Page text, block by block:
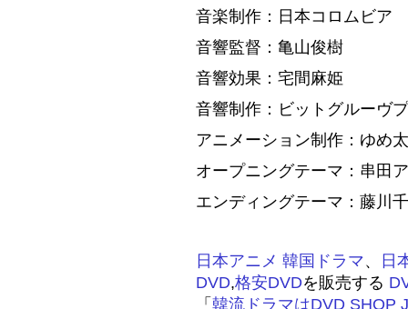
音楽制作：日本コロムビア
音響監督：亀山俊樹
音響効果：宅間麻姫
音響制作：ビットグルーヴ
アニメーション制作：ゆめ
オープニングテーマ：串田
エンディングテーマ：藤川
日本アニメ 韓国ドラマ、
日
DVD,格安DVDを販売する
「 韓流ドラマはDVD SHOP